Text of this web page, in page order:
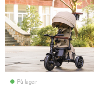
På lager